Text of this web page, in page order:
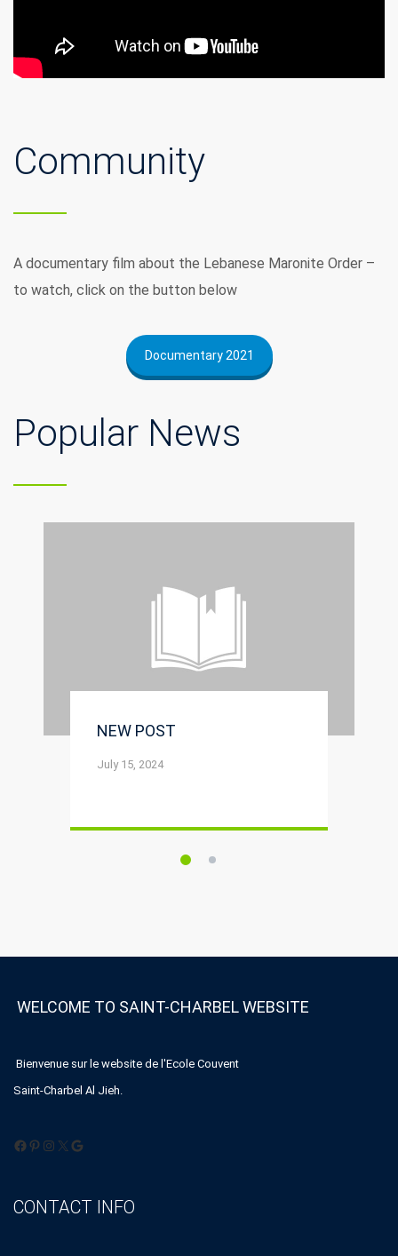
Community
A documentary film about the Lebanese Maronite Order –
to watch, click on the button below
Documentary 2021
Popular News
NEW POST
July 15, 2024
WELCOME TO SAINT-CHARBEL WEBSITE
Bienvenue sur le website de l'Ecole Couvent
Saint-Charbel Al Jieh.
Facebook Pinterest Instagram X Google
CONTACT INFO